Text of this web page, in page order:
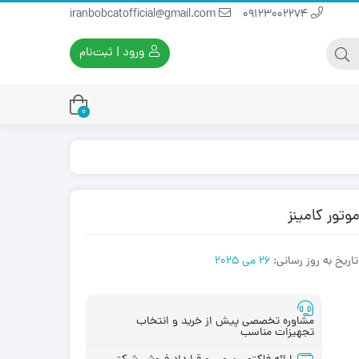
ورود | ثبت‌نام
بابکت
0
تاریخ به روز رسانی: 26 می 2025
مشاوره تخصصی پیش از خرید و انتخاب
تجهیزات مناسب